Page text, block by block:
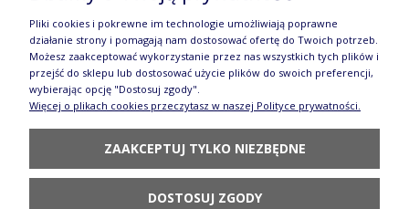
Kubek V 0,3 L K081 DPML Manufaktura w
Bolesławcu
73,90 zł
POWIADOM O
DOSTĘPNOŚCI
Pliki cookies i pokrewne im technologie umożliwiają poprawne
działanie strony i pomagają nam dostosować ofertę do Twoich potrzeb.
Możesz zaakceptować wykorzystanie przez nas wszystkich tych plików i
przejść do sklepu lub dostosować użycie plików do swoich preferencji,
wybierając opcję "Dostosuj zgody".
Więcej o plikach cookies przeczytasz w naszej Polityce prywatności.
ZAAKCEPTUJ TYLKO NIEZBĘDNE
DOSTOSUJ ZGODY